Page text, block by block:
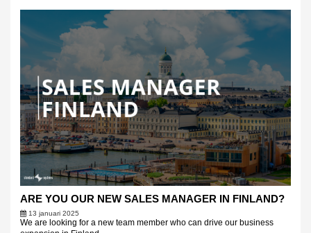
ARE YOU OUR NEW SALES MANAGER IN FINLAND?
13 januari 2025
We are looking for a new team member who can drive our business